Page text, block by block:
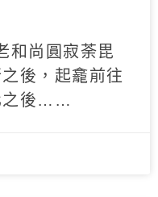
和尚圓寂荼毘
後，起龕前往
之後……